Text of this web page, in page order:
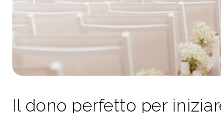
Il dono perfetto per